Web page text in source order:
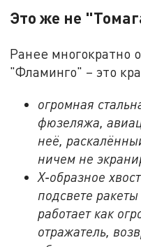
Это же не
Ранее многократно
"Фламинго" – это
огромная
фюзеляжа,
неё,
ничем не
Х‑образное
подсвете
работает как
отражатель,